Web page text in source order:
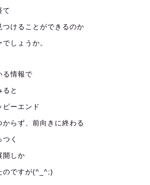
て
つけることができるのか
しょうか。
る情報で
と
ピーエンド
からず、前向きに終わる
く
開しか
のですが(^_^;)